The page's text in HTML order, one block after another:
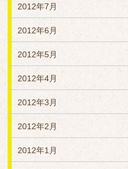
2012年7月
2012年6月
2012年5月
2012年4月
2012年3月
2012年2月
2012年1月